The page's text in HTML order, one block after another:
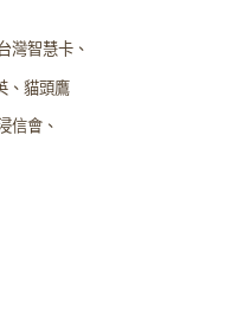
灣智慧卡、
、貓頭鷹
信會、